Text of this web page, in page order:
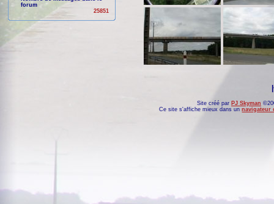
forum
25851
Site créé par PJ Skyman
Ce site s'affiche mieux dans unnavigateur